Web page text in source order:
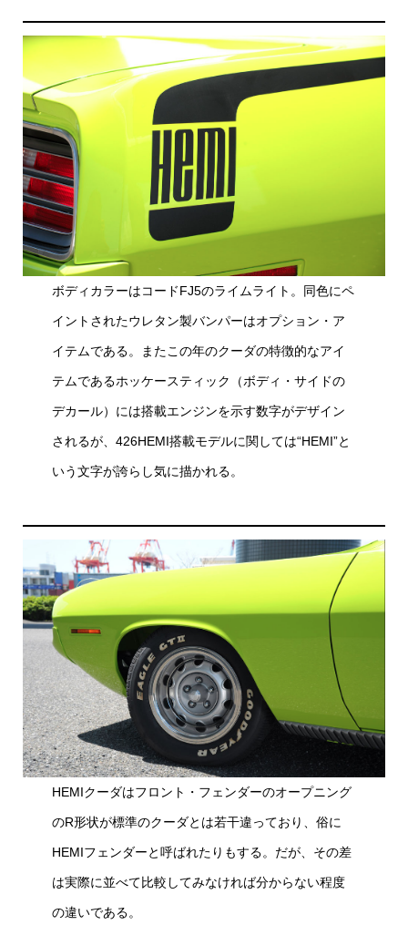
ボディカラーはコードFJ5のライムライト。同色にペ
イントされたウレタン製バンパーはオプション・ア
イテムである。またこの年のクーダの特徴的なアイ
テムであるホッケースティック（ボディ・サイドの
デカール）には搭載エンジンを示す数字がデザイン
されるが、426HEMI搭載モデルに関しては“HEMI”と
いう文字が誇らし気に描かれる。
HEMIクーダはフロント・フェンダーのオープニング
のR形状が標準のクーダとは若干違っており、俗に
HEMIフェンダーと呼ばれたりもする。だが、その差
は実際に並べて比較してみなければ分からない程度
の違いである。